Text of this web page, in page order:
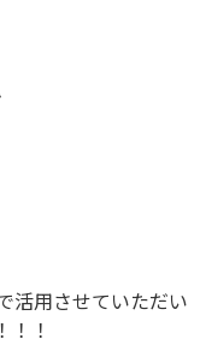
活用させていただい
！